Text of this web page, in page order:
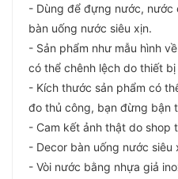
- Dùng để đựng nước, nước
bàn uống nước siêu xịn.
- Sản phẩm như mẫu hình
có thể chênh lệch do thiết bị
- Kích thước sản phẩm có
đo thủ công, bạn đừng bận
- Cam kết ảnh thật do shop
- Decor bàn uống nước siêu
- Vòi nước bằng nhựa giả